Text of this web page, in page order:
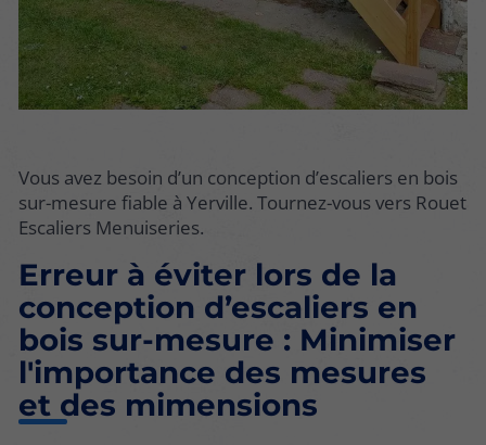
Vous avez besoin d’un conception d’escaliers en bois
sur-mesure fiable à Yerville. Tournez-vous vers Rouet
Escaliers Menuiseries.
Erreur à éviter lors de la
conception d’escaliers en
bois sur-mesure : Minimiser
l'importance des mesures
et des mimensions